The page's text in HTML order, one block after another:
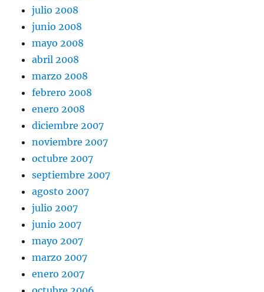
julio 2008
junio 2008
mayo 2008
abril 2008
marzo 2008
febrero 2008
enero 2008
diciembre 2007
noviembre 2007
octubre 2007
septiembre 2007
agosto 2007
julio 2007
junio 2007
mayo 2007
marzo 2007
enero 2007